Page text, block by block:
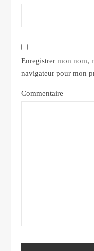
Enregistrer mon nom,
navigateur pour mon
Commentaire